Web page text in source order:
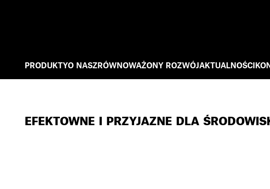
PRODUKTYO NASZRÓWNOWAŻONY ROZWÓJAKTUALNOŚCI
EFEKTOWNE I PRZYJAZNE DLA